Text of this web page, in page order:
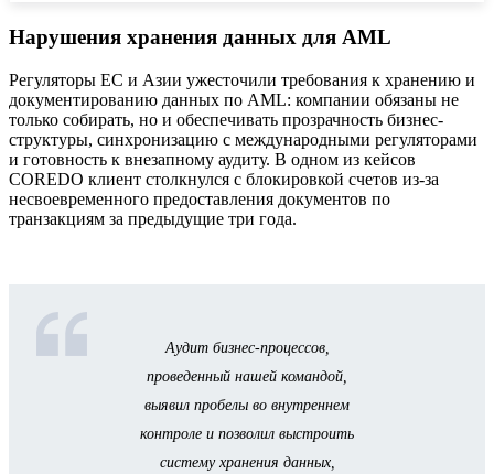
Нарушения хранения данных для AML
Регуляторы ЕС и Азии ужесточили требования к хранению и
документированию данных по AML: компании обязаны не
только собирать, но и обеспечивать прозрачность бизнес-
структуры, синхронизацию с международными регуляторами
и готовность к внезапному аудиту. В одном из кейсов
COREDO клиент столкнулся с блокировкой счетов из-за
несвоевременного предоставления документов по
транзакциям за предыдущие три года.
Аудит бизнес-процессов,
проведенный нашей командой,
выявил пробелы во внутреннем
контроле и позволил выстроить
систему хранения данных,